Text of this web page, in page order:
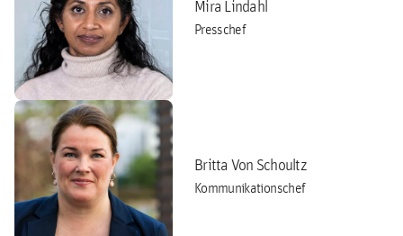
Mira Lindahl
Presschef
Britta Von Schoultz
Kommunikationschef